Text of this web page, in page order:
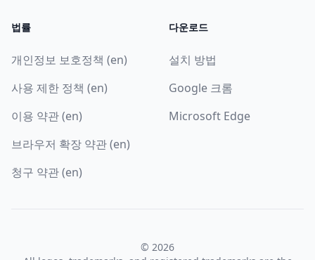
법률
개인정보 보호정책 (en)
사용 제한 정책 (en)
이용 약관 (en)
브라우저 확장 약관 (en)
청구 약관 (en)
다운로드
설치 방법
Google 크롬
Microsoft Edge
© 2026